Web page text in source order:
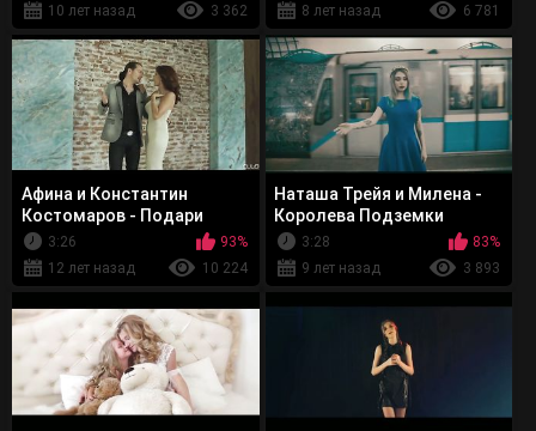
10 лет назад
3 362
8 лет назад
6 781
Афина и Константин
Костомаров - Подари
3:26
93%
12 лет назад
10 224
Наташа Трейя и Милена -
Королева Подземки
3:28
83%
9 лет назад
3 893